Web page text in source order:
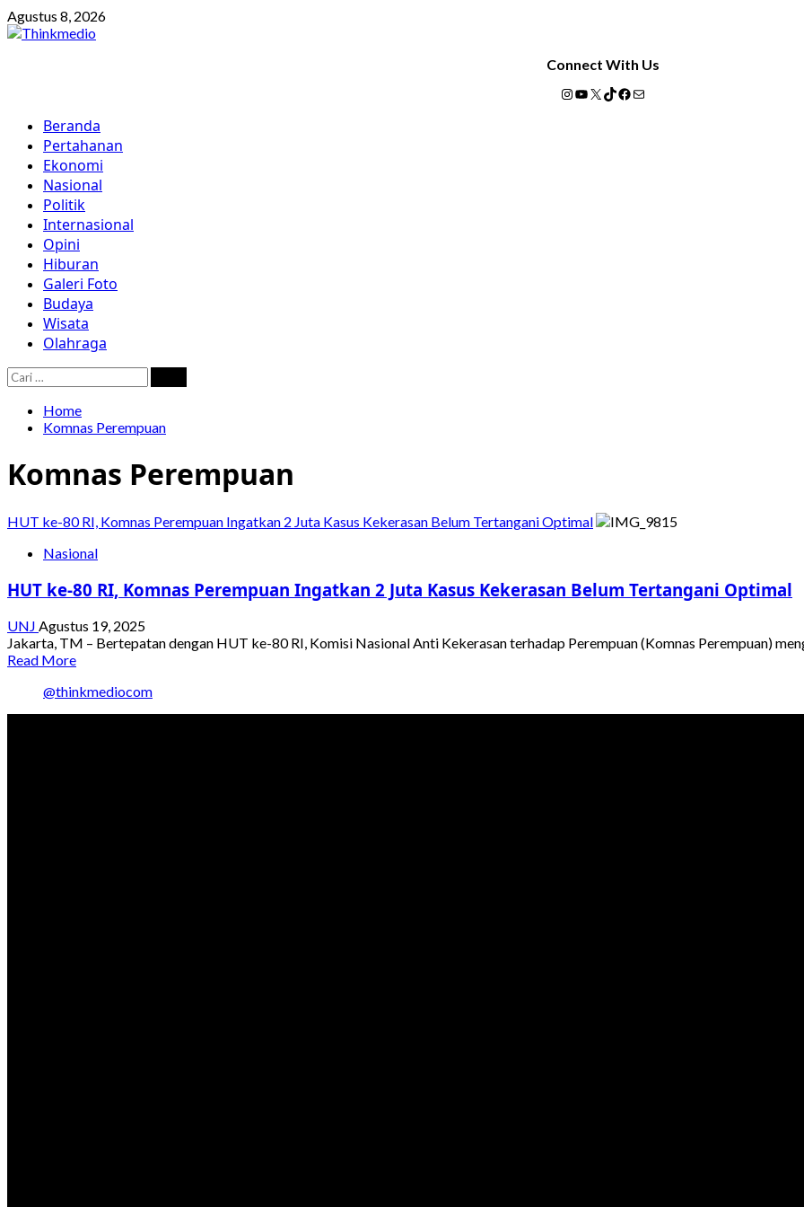
Skip
to
Agustus 8, 2026
Connect With Us
Instagram
YouTube
X TikTok
Facebook
Mail
Primary
Menu
Beranda
Pertahanan
Ekonomi
Nasional
Politik
Internasional
Opini
Hiburan
Galeri Foto
Budaya
Wisata
Olahraga
Cari
untuk:
Home
Komnas Perempuan
Komnas Perempuan
HUT ke-80 RI, Komnas Perempuan Ingatkan 2 Juta Kasus Kekerasan Belum Tertangani Optimal
Nasional
HUT ke-80 RI, Komnas Perempuan Ingatkan 2 Juta Kasus Kekerasan Belum Tertangani Optimal
UNJ Agustus 19, 2025
Jakarta, TM – Bertepatan dengan HUT ke-80 RI, Komisi Nasional Anti Kekerasan terhadap Perempuan (Komnas Perempuan)
Read MoreRead
about
HUT
@thinkmediocom